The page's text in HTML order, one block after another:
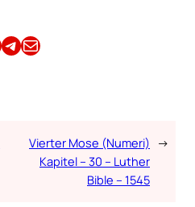
Share this article on TelegramEmail this Article
Vierter Mose (Numeri)
Kapitel – 30 – Luther
Bible – 1545
→